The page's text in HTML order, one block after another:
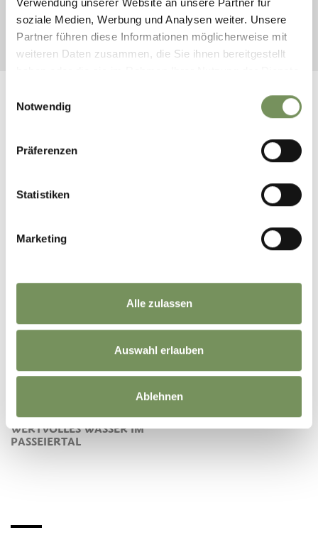
soziale Medien, Werbung und Analysen weiter. Unsere
Partner führen diese Informationen möglicherweise mit
weiteren Daten zusammen, die Sie ihnen bereitgestellt
Notwendig
Präferenzen
Statistiken
Marketing
Alle zulassen
Auswahl erlauben
Ablehnen
10. Erlaubtes Fotografieren:
Informiere dich beim Betreten ob Fotografieren der
Kulturstätte erlaubt ist.
DAS KÖNNTE DICH AUCH
FLORA & FAUNA
WERTVOLLES WASSER IM
PASSEIERTAL